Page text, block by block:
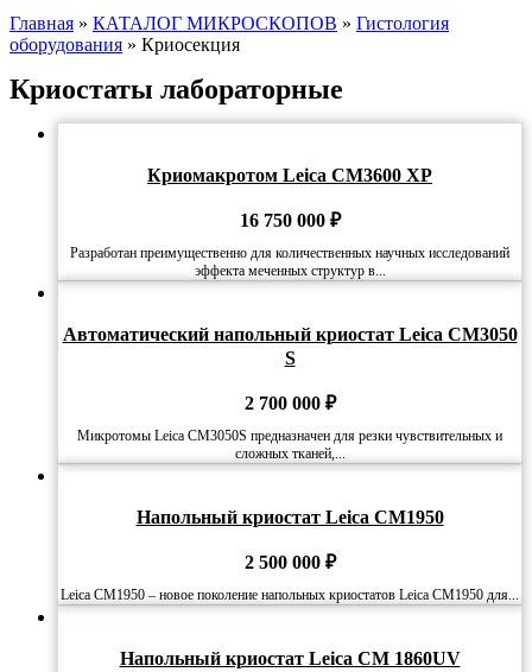
Главная » КАТАЛОГ МИКРОСКОПОВ » Гистология
оборудования » Криосекция
Криостаты лабораторные
Криомакротом Leica CM3600 XP
16 750 000 ₽
Разработан преимущественно для количественных научных исследований
эффекта меченных структур в...
Автоматический напольный криостат Leica CM3050
S
2 700 000 ₽
Микротомы Leica CM3050S предназначен для резки чувствительных и
сложных тканей,...
Напольный криостат Leica CM1950
2 500 000 ₽
Leica CM1950 – новое поколение напольных криостатов Leica CM1950 для...
Напольный криостат Leica CM 1860UV